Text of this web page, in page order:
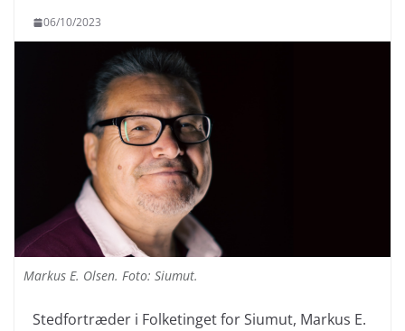
06/10/2023
Markus E. Olsen. Foto: Siumut.
Stedfortræder i Folketinget for Siumut, Markus E.